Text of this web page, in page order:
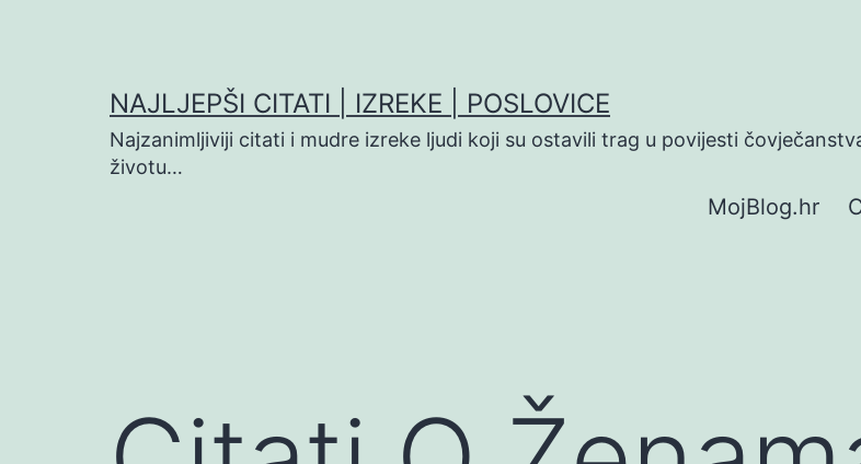
NAJLJEPŠI CITATI | IZREKE | POSLOVICE
Najzanimljiviji citati i mudre izreke ljudi koji su ostavili trag u povijesti
životu…
MojBlog.hr